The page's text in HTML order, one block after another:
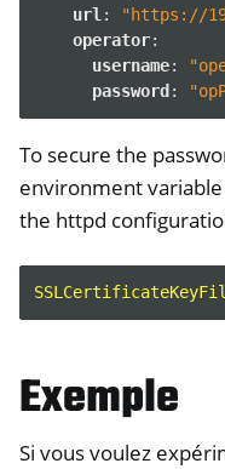
url :
"https://
operator:
username:
password:
To secure the
environment variable
the httpd
Exemple
Si vous voulez